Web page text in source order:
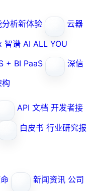
析新体验
云器
智谱 AI ALL YOU
+ BI PaaS
深信
API 文档 开发者接
白皮书 行业研究报
新闻资讯 公司